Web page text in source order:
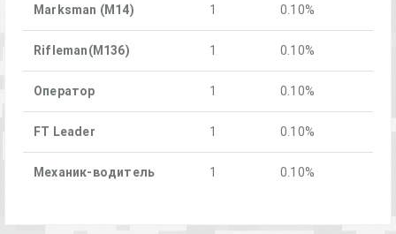
Marksman (M14) 1 0.10%
Rifleman(M136) 1 0.10%
Оператор 1 0.10%
FT Leader 1 0.10%
Механик-водитель 1 0.10%